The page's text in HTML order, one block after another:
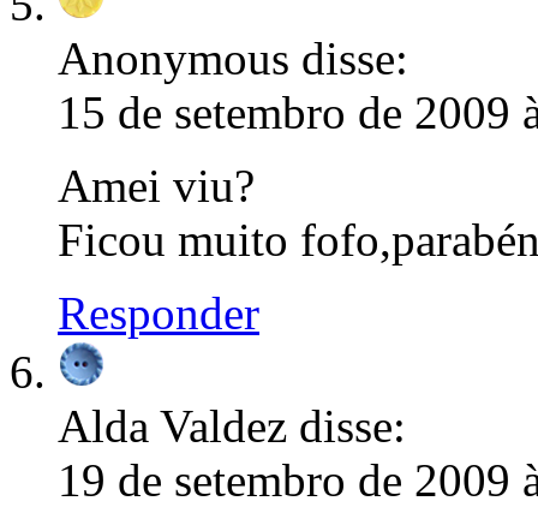
Anonymous disse:
15 de setembro de 2009
Amei viu?
Ficou muito
Responder
Alda Valdez disse:
19 de setembro de 2009